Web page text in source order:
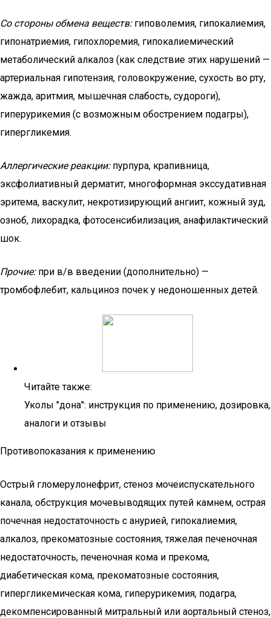
Со стороны обмена веществ:гиповолемия, гипокалиемия,
гипонатриемия, гипохлоремия, гипокалиемический
метаболический алкалоз (как следствие этих нарушений —
артериальная гипотензия, головокружение, сухость во рту,
жажда, аритмия, мышечная слабость, судороги),
гиперурикемия (с возможным обострением подагры),
гипергликемия.
Аллергические реакции:пурпура, крапивница,
эксфолиативный дерматит, многоформная экссудативная
эритема, васкулит, некротизирующий ангиит, кожный зуд,
озноб, лихорадка, фотосенсибилизация, анафилактический
шок.
Прочие:при в/в введении (дополнительно) —
тромбофлебит, кальциноз почек у недоношенных детей.
Читайте также:
Уколы "дона": инструкция по применению, дозировка,
аналоги и отзывы
Противопоказания к применению
Острый гломерулонефрит, стеноз мочеиспускательного
канала, обструкция мочевыводящих путей камнем, острая
почечная недостаточность с анурией, гипокалиемия,
алкалоз, прекоматозные состояния, тяжелая печеночная
недостаточность, печеночная кома и прекома,
диабетическая кома, прекоматозные состояния,
гипергликемическая кома, гиперурикемия, подагра,
декомпенсированный митральный или аортальный стеноз,